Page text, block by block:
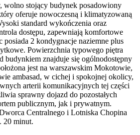
wolno stojący budynek posadowiony
oferuje nowoczesną i klimatyzowaną
standard wykończenia oraz
dostępu, zapewniają komfortowe
2 kondygnacje naziemne plus
Powierzchnia typowego piętra
budynkiem znajduje się ogólnodostępny
jest na warszawskim Mokotowie,
ambasad, w cichej i spokojnej okolicy,
arterii komunikacyjnych tej części
sprawny dojazd do pozostałych
publicznym, jak i prywatnym.
Centralnego i Lotniska Chopina
20 minut.